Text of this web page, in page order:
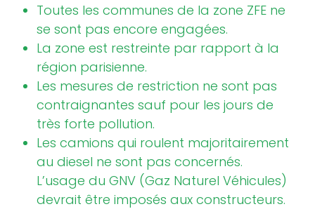
Toutes les communes de la zone ZFE ne
se sont pas encore engagées.
La zone est restreinte par rapport à la
région parisienne.
Les mesures de restriction ne sont pas
contraignantes sauf pour les jours de
très forte pollution.
Les camions qui roulent majoritairement
au diesel ne sont pas concernés.
L’usage du GNV (Gaz Naturel Véhicules)
devrait être imposés aux constructeurs.